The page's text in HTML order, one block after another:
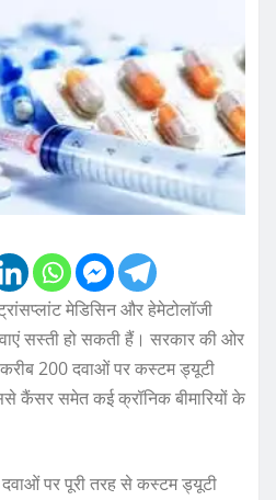
मेडिसिन और हेमेटोलॉजी
सस्ती हो सकती हैं। सरकार की ओर
200 दवाओं पर कस्टम ड्यूटी
कैंसर समेत कई क्रॉनिक बीमारियों के
पर पूरी तरह से कस्टम ड्यूटी